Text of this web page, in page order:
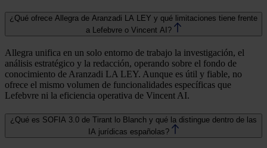
¿Qué ofrece Allegra de Aranzadi LA LEY y qué limitaciones tiene frente
a Lefebvre o Vincent AI?
Allegra unifica en un solo entorno de trabajo la investigación, el
análisis estratégico y la redacción, operando sobre el fondo de
conocimiento de Aranzadi LA LEY. Aunque es útil y fiable, no
ofrece el mismo volumen de funcionalidades específicas que
Lefebvre ni la eficiencia operativa de Vincent AI.
¿Qué es SOFIA 3.0 de Tirant lo Blanch y qué la distingue dentro de las
IA jurídicas españolas?